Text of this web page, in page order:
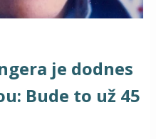
je dodnes
Bude to už 45